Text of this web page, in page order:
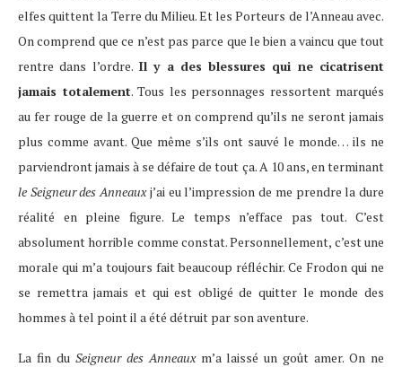
elfes quittent la Terre du Milieu. Et les Porteurs de l’Anneau avec.
On comprend que ce n’est pas parce que le bien a vaincu que tout
rentre dans l’ordre. Il y a des blessures qui ne cicatrisent
jamais totalement. Tous les personnages ressortent marqués
au fer rouge de la guerre et on comprend qu’ils ne seront jamais
plus comme avant. Que même s’ils ont sauvé le monde… ils ne
parviendront jamais à se défaire de tout ça. A 10 ans, en terminant
le Seigneur des Anneauxj’ai eu l’impression de me prendre la dure
réalité en pleine figure. Le temps n’efface pas tout. C’est
absolument horrible comme constat. Personnellement, c’est une
morale qui m’a toujours fait beaucoup réfléchir. Ce Frodon qui ne
se remettra jamais et qui est obligé de quitter le monde des
hommes à tel point il a été détruit par son aventure.
La fin du Seigneur des Anneauxm’a laissé un goût amer. On ne